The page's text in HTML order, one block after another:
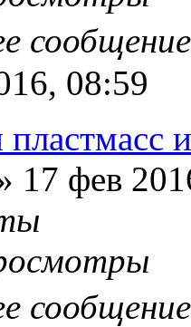
08:59
17 фев